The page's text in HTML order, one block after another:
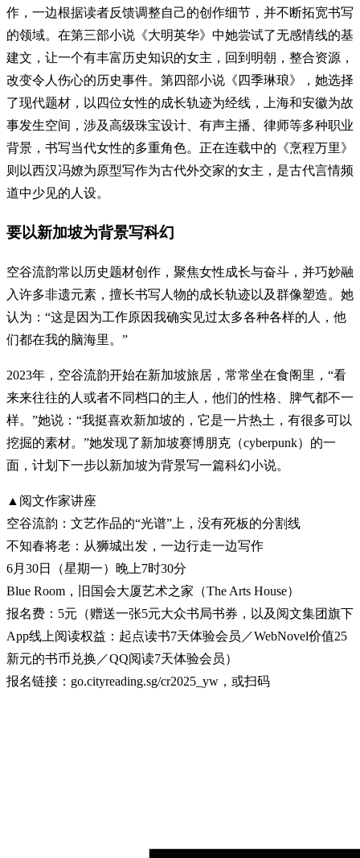
作，一边根据读者反馈调整自己的创作细节，并不断拓宽书写
的领域。在第三部小说《大明英华》中她尝试了无感情线的基
建文，让一个有丰富历史知识的女主，回到明朝，整合资源，
改变令人伤心的历史事件。第四部小说《四季琳琅》，她选择
了现代题材，以四位女性的成长轨迹为经线，上海和安徽为故
事发生空间，涉及高级珠宝设计、有声主播、律师等多种职业
背景，书写当代女性的多重角色。正在连载中的《烹程万里》
则以西汉冯嫽为原型写作为古代外交家的女主，是古代言情频
道中少见的人设。
要以新加坡为背景写科幻
空谷流韵常以历史题材创作，聚焦女性成长与奋斗，并巧妙融
入许多非遗元素，擅长书写人物的成长轨迹以及群像塑造。她
认为：“这是因为工作原因我确实见过太多各种各样的人，他
们都在我的脑海里。”
2023年，空谷流韵开始在新加坡旅居，常常坐在食阁里，“看
来来往往的人或者不同档口的主人，他们的性格、脾气都不一
样。”她说：“我挺喜欢新加坡的，它是一片热土，有很多可以
挖掘的素材。”她发现了新加坡赛博朋克（cyberpunk）的一
面，计划下一步以新加坡为背景写一篇科幻小说。
▲阅文作家讲座
空谷流韵：文艺作品的“光谱”上，没有死板的分割线
不知春将老：从狮城出发，一边行走一边写作
6月30日（星期一）晚上7时30分
Blue Room，旧国会大厦艺术之家（The Arts House）
报名费：5元（赠送一张5元大众书局书券，以及阅文集团旗下
App线上阅读权益：起点读书7天体验会员／WebNovel价值25
新元的书币兑换／QQ阅读7天体验会员）
报名链接：go.cityreading.sg/cr2025_yw，或扫码